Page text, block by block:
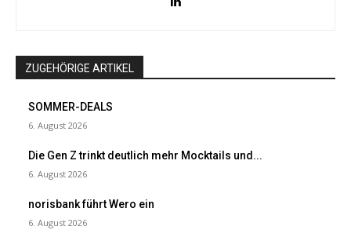
ZUGEHÖRIGE ARTIKEL
SOMMER-DEALS
6. August 2026
Die Gen Z trinkt deutlich mehr Mocktails und...
6. August 2026
norisbank führt Wero ein
6. August 2026